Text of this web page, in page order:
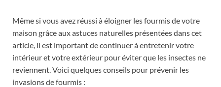
Même si vous avez réussi à éloigner les fourmis de votre
maison grâce aux astuces naturelles présentées dans cet
article, il est important de continuer à entretenir votre
intérieur et votre extérieur pour éviter que les insectes ne
reviennent. Voici quelques conseils pour prévenir les
invasions de fourmis :